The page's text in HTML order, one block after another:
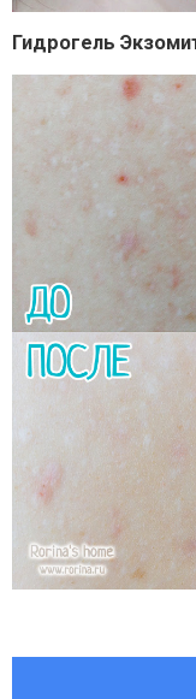
Гидрогель